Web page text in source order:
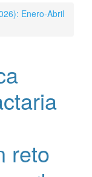
Enero-Abril
reto